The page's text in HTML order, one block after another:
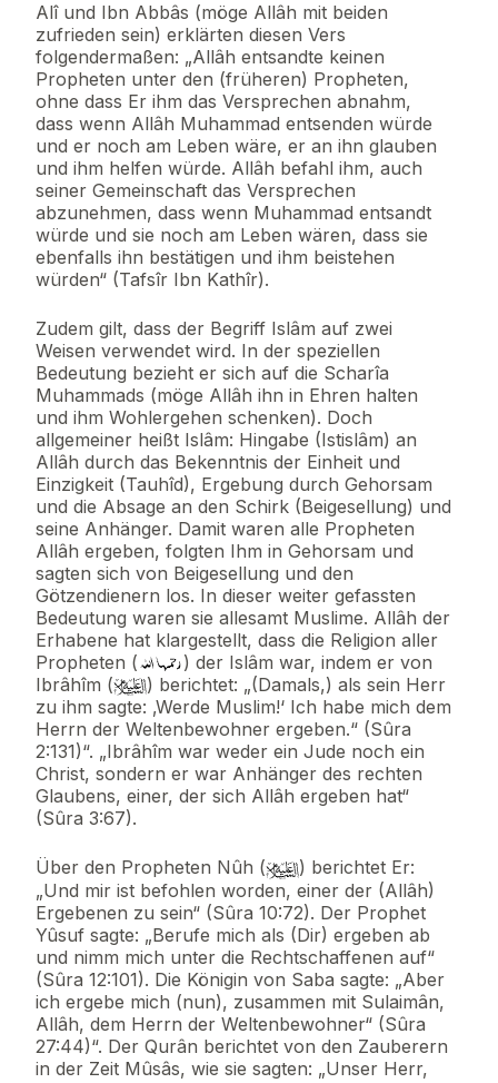
Alî und Ibn Abbâs (möge Allâh mit beiden
zufrieden sein) erklärten diesen Vers
folgendermaßen: „Allâh entsandte keinen
Propheten unter den (früheren) Propheten,
ohne dass Er ihm das Versprechen abnahm,
dass wenn Allâh Muhammad entsenden würde
und er noch am Leben wäre, er an ihn glauben
und ihm helfen würde. Allâh befahl ihm, auch
seiner Gemeinschaft das Versprechen
abzunehmen, dass wenn Muhammad entsandt
würde und sie noch am Leben wären, dass sie
ebenfalls ihn bestätigen und ihm beistehen
würden“ (Tafsîr Ibn Kathîr).
Zudem gilt, dass der Begriff Islâm auf zwei
Weisen verwendet wird. In der speziellen
Bedeutung bezieht er sich auf die Scharîa
Muhammads (möge Allâh ihn in Ehren halten
und ihm Wohlergehen schenken). Doch
allgemeiner heißt Islâm: Hingabe (Istislâm) an
Allâh durch das Bekenntnis der Einheit und
Einzigkeit (Tauhîd), Ergebung durch Gehorsam
und die Absage an den Schirk (Beigesellung) und
seine Anhänger. Damit waren alle Propheten
Allâh ergeben, folgten Ihm in Gehorsam und
sagten sich von Beigesellung und den
Götzendienern los. In dieser weiter gefassten
Bedeutung waren sie allesamt Muslime. Allâh der
Erhabene hat klargestellt, dass die Religion aller
Propheten (
) der Islâm war, indem er von
Ibrâhîm (
) berichtet: „(Damals,) als sein Herr
zu ihm sagte: ‚Werde Muslim!‘ Ich habe mich dem
Herrn der Weltenbewohner ergeben.“ (Sûra
2:131)“. „Ibrâhîm war weder ein Jude noch ein
Christ, sondern er war Anhänger des rechten
Glaubens, einer, der sich Allâh ergeben hat“
(Sûra 3:67).
Über den Propheten Nûh (
) berichtet Er:
„Und mir ist befohlen worden, einer der (Allâh)
Ergebenen zu sein“ (Sûra 10:72). Der Prophet
Yûsuf sagte: „Berufe mich als (Dir) ergeben ab
und nimm mich unter die Rechtschaffenen auf“
(Sûra 12:101). Die Königin von Saba sagte: „Aber
ich ergebe mich (nun), zusammen mit Sulaimân,
Allâh, dem Herrn der Weltenbewohner“ (Sûra
27:44)“. Der Qurân berichtet von den Zauberern
in der Zeit Mûsâs, wie sie sagten: „Unser Herr,